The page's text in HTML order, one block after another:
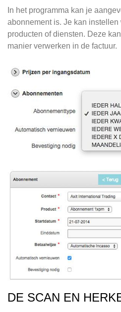
In het programma kan je
abonnement is. Je kan
producten of diensten. Deze
manier verwerken in de factuur.
DE SCAN EN